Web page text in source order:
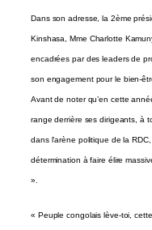
Dans son adresse, la 2ème
Kinshasa, Mme Charlotte
encadrées par des leaders de
son engagement pour le bien-
Avant de noter qu’en cette
range derrière ses dirigeants, à
dans l’arène politique de la
détermination à faire élire
».
« Peuple congolais lève-toi,